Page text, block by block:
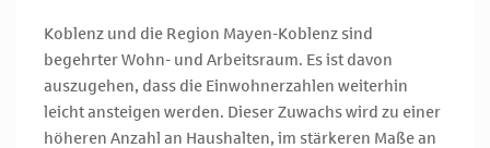
Koblenz und die Region Mayen-Koblenz sind
begehrter Wohn- und Arbeitsraum. Es ist davon
auszugehen, dass die Einwohnerzahlen weiterhin
leicht ansteigen werden. Dieser Zuwachs wird zu einer
höheren Anzahl an Haushalten, im stärkeren Maße an